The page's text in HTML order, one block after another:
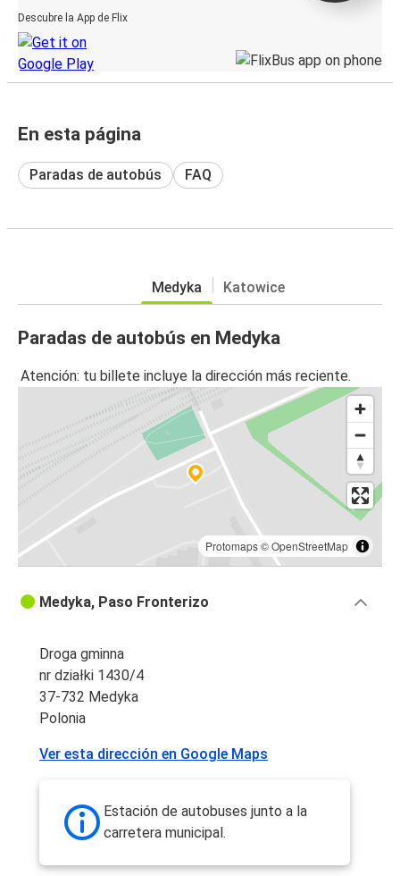
Descubre la App de Flix
En esta página
Paradas de autobús FAQ
Medyka Katowice
Paradas de autobús en Medyka
Atención: tu billete incluye la dirección más reciente.
Protomaps©OpenStreetMap
Medyka, Paso Fronterizo
Droga gminna
nr działki 1430/4
37-732 Medyka
Polonia
Ver esta dirección en Google Maps
Estación de autobuses junto a la
carretera municipal.